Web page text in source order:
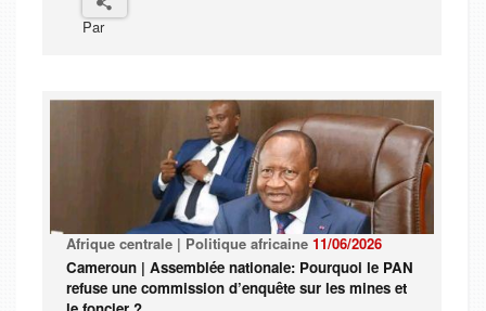
Par
Afrique centrale | Politique africaine 11/06/2026
Cameroun | Assemblée nationale: Pourquoi le PAN
refuse une commission d’enquête sur les mines et